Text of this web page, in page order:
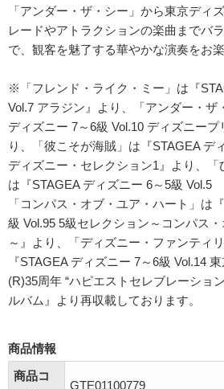
「アンダー・ザ・シー」から東京ディ
レードやアトラクションの楽曲までバ
で、観客を魅了する華やかな演奏をお
※「フレンド・ライク・ミー」は『
Vol.7 アラジン』より、「アンダー・ザ
ディズニー 7～6級 Vol.10 ディズニープ
り、「彼こそが海賊」は『STAGEA デ
ディズニー・セレクション1』より、「
は『STAGEA ディズニー 6～5級 Vol.5
「コンパス・オブ・ユア・ハート」は
級 Vol.95 5級セレクション～コンパス
～』より、「ディズニー・ファンティ
『STAGEA ディズニー 7～6級 Vol.14
(R)35周年 “ハピエストセレブレーショ
ルバム』より再収載しております。
商品情報
商品コ
GTE01100779